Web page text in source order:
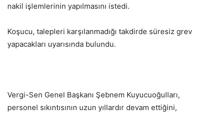
nakil işlemlerinin yapılmasını istedi.
Koşucu, talepleri karşılanmadığı takdirde süresiz grev
yapacakları uyarısında bulundu.
Vergi-Sen Genel Başkanı Şebnem Kuyucuoğulları,
personel sıkıntısının uzun yıllardır devam ettiğini,